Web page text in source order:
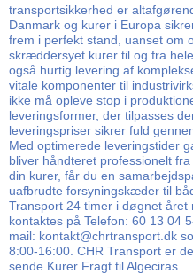
transportsikkerhed er
Danmark og kurer i Europa
frem i perfekt stand, uanset om
skræddersyet kurer til og fra
også hurtig levering af
vitale komponenter til
ikke må opleve stop i
leveringsformer, der tilpasses
leveringspriser sikrer fuld
Med optimerede leveringstider
bliver håndteret professionelt
din kurer, får du en
uafbrudte forsyningskæder til
Transport 24 timer i døgnet året
kontaktes på Telefon: 60 13 04
mail: kontakt@chrtransport.dk
8:00-16:00. CHR Transport er
sende Kurer Fragt til Algeciras